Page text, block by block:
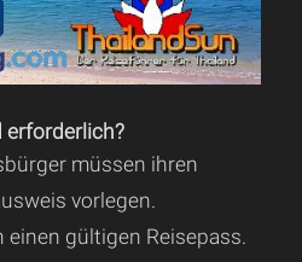
erforderlich?
müssen ihren
vorlegen.
gültigen Reisepass.